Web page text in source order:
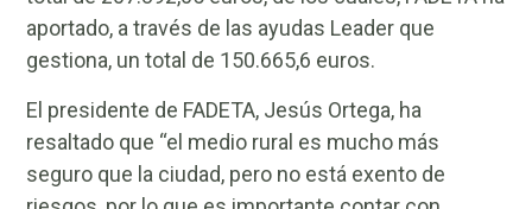
aportado, a través de las ayudas Leader que
gestiona, un total de 150.665,6 euros.
El presidente de FADETA, Jesús Ortega, ha
resaltado que “el medio rural es mucho más
seguro que la ciudad, pero no está exento de